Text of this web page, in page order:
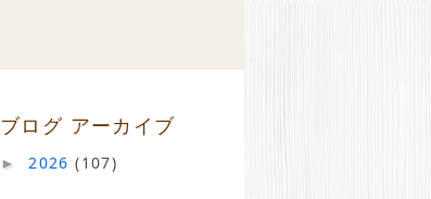
ブログ アーカイブ
► 2026(107)